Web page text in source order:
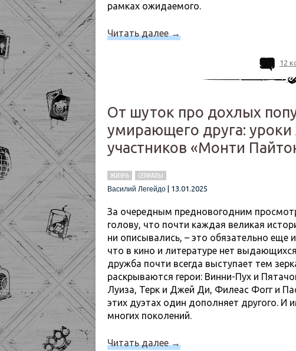
рамках ожидаемого.
Читать далее→
12
От шуток про дохлых
умирающего друга:
участников «Монти
ЖИЗНЬ
СЕРИАЛЫ
Василий Легейдо
13.01.2025
За очередным предновогодним
голову, что почти каждая великая
ни описывались, – это обязательно еще
что в кино и литературе нет
дружба почти всегда выступает тем
раскрываются герои: Винни-Пух и
Луиза, Терк и Джей Ди, Филеас Фогг и
этих дуэтах один дополняет другого.
многих поколений.
Читать далее→